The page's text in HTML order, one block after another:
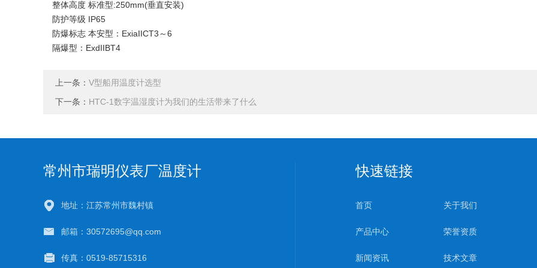
整体高度 标准型:250mm(垂直安装)
防护等级 IP65
防爆标志 本安型：ExiaIICT3～6
隔爆型：ExdIIBT4
上一条： V型船用温度计选型
下一条： HTC-1数字温湿度计为我们的生活带来了什么
常州市瑞明仪表厂温度计
地址：江苏常州市魏村镇
邮箱：30572695@qq.com
传真：0519-85715316
快速链接
首页 关于我们
产品中心 荣誉资质
新闻资讯 技术文章